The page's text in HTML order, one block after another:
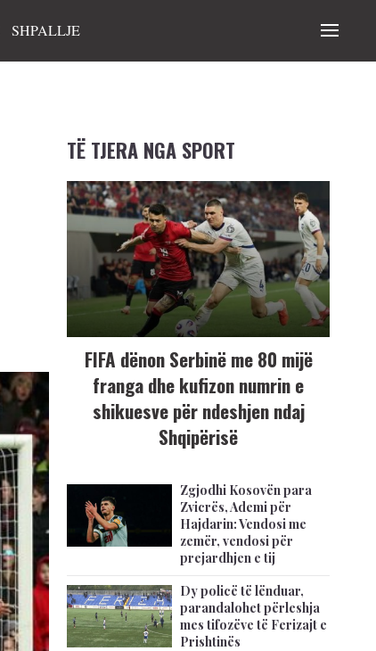
SHPALLJE
TË TJERA NGA SPORT
FIFA dënon Serbinë me 80 mijë
franga dhe kufizon numrin e
shikuesve për ndeshjen ndaj
Shqipërisë
Zgjodhi Kosovën para
Zvicrës, Ademi për
Hajdarin: Vendosi me
zemër, vendosi për
prejardhjen e tij
Dy policë të lënduar,
parandalohet përleshja
mes tifozëve të Ferizajt e
Prishtinës